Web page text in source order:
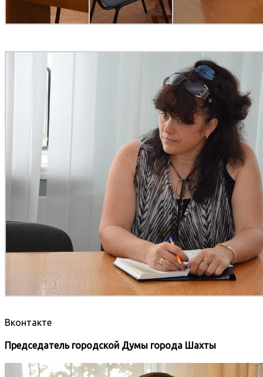
Вконтакте
Председатель городской Думы города Шахты